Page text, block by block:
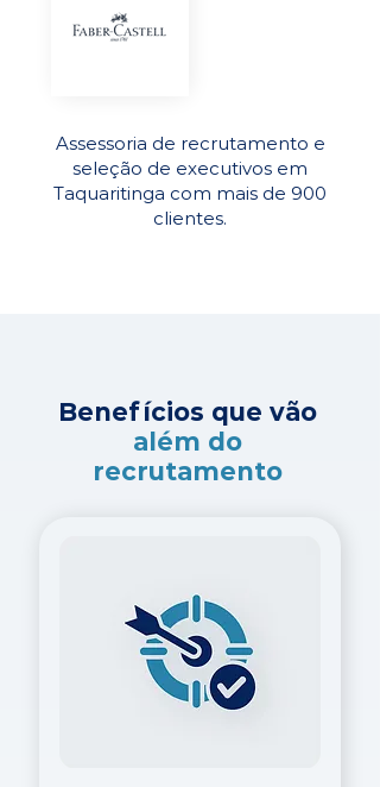
Assessoria de recrutamento e
seleção de executivos em
Taquaritinga com mais de 900
clientes.
Benefícios que vão
além do
recrutamento